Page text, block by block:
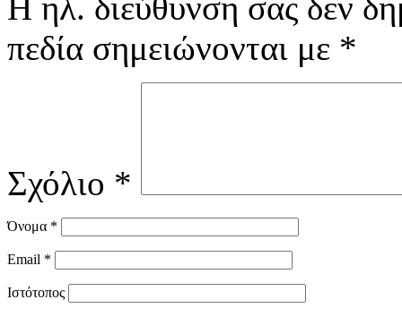
πεδία σημειώνονται με *
Σχόλιο *
Όνομα *
Email *
Ιστότοπος